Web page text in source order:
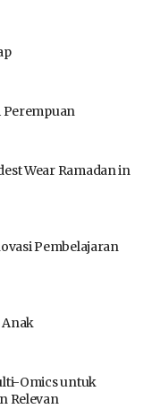
Perempuan
Wear Ramadan in
Pembelajaran
Anak
Omics untuk
Relevan